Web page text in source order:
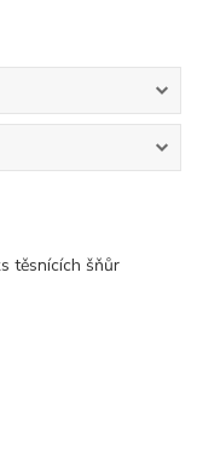
těsnících šňůr